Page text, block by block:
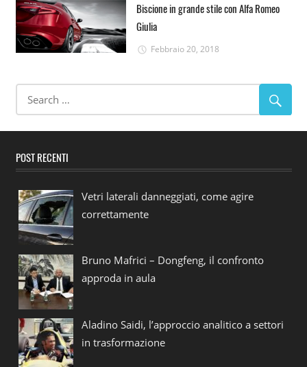
Biscione in grande stile con Alfa Romeo
Giulia
Febbraio 20, 2018
POST RECENTI
Vetri laterali danneggiati, come agire
correttamente
Bruno Mafrici – Dongfeng, il confronto
approda in aula
Aladino Saidi, l’approccio analitico a settori
in trasformazione